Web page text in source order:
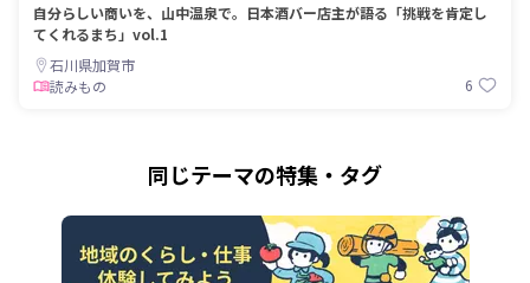
自分らしい商いを、山中温泉で。日本酒バー店主が語る「挑戦を肯定し
てくれるまち」vol.1
石川県加賀市
読みもの
6
同じテーマの特集・タグ